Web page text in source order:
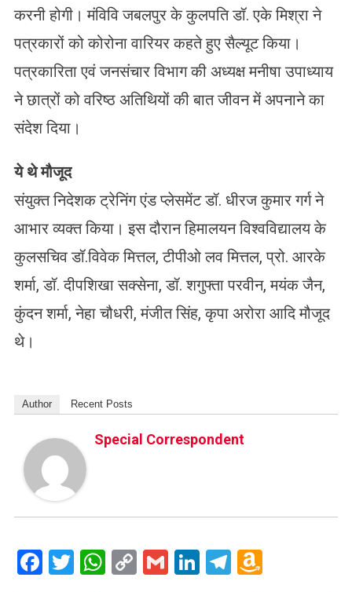
करनी होगी। मंविवि जबलपुर के कुलपति डॉ. एके मिश्रा ने
पत्रकारों को कोरोना वारियर कहते हुए सैल्यूट किया।
पत्रकारिता एवं जनसंचार विभाग की अध्यक्ष मनीषा उपाध्याय
ने छात्रों को वरिष्ठ अतिथियों की बात जीवन में अपनाने का
संदेश दिया।
ये थे मौजूद
संयुक्त निदेशक ट्रेनिंग एंड प्लेसमेंट डॉ. धीरज कुमार गर्ग ने
आभार व्यक्त किया। इस दौरान हिमालयन विश्वविद्यालय के
कुलसचिव डॉ.विवेक मित्तल, टीपीओ लव मित्तल, प्रो. आरके
शर्मा, डॉ. दीपशिखा सक्सेना, डॉ. शगुफ्ता परवीन, मयंक जैन,
कुंदन शर्मा, नेहा चौधरी, मंजीत सिंह, कृपा अरोरा आदि मौजूद
थे।
Author Recent Posts
Special Correspondent
Facebook
Twitter
WhatsApp
CopyGmailLinkedIn
Telegram
Amazon